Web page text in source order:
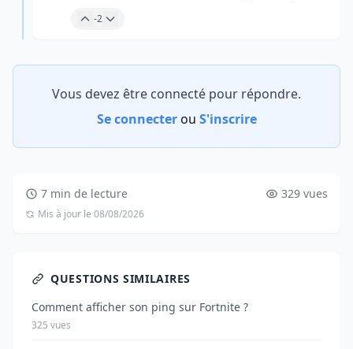
-2
Vous devez être connecté pour répondre.
Se connecterou S'inscrire
7 min de lecture 329 vues
Mis à jour le 08/08/2026
QUESTIONS SIMILAIRES
Comment afficher son ping sur Fortnite ?
325 vues